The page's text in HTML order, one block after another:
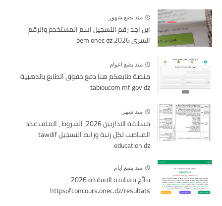
منذ بضع شهور
اين اجد رقم التسجيل اسم المستخدم والرقم
السري bem onec dz 2026
منذ بضع اعوام
منصة طابعكم هنا دفع حقوق الطابع بالذهبية
tabioucom mf gov dz
منذ شهر
مسابقة الاداريين 2026, الشروط ، الملف عدد
المناصب لكل رتبة ورابط التسجيل tawdif
education dz
منذ بضع ايام
نتائج مسابقة الاساتذة 2026
https://concours.onec.dz/resultats